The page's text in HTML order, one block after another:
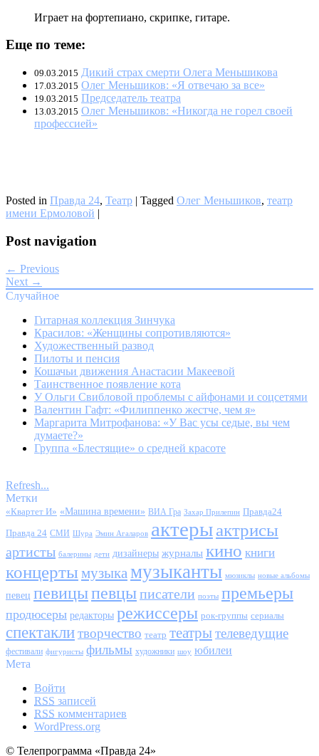
Играет на фортепиано, скрипке, гитаре.
Еще по теме:
09.03.2015 Дикий страх смерти Олега Меньшикова
17.03.2015 Олег Меньшиков: «Я отвечаю за все»
19.03.2015 Председатель театра
13.03.2015 Олег Меньшиков: «Никогда не горел своей
профессией»
Posted in Правда 24, Театр | Tagged Олег Меньшиков, театр
имени Ермоловой |
Post navigation
← Previous
Next →
Случайное
Гитарная коллекция Зинчука
Красилов: «Женщины сопротивляются»
Художественный развод
Пилоты и пенсия
Кошачьи движения Анастасии Макеевой
Таинственное появление кота
У Ольги Свибловой проблемы с айфонами и соцсетями
Валентин Гафт: «Филиппенко жестче, чем я»
Маргарита Митрофанова: «У Вас усы седые, вы чем
думаете?»
Группа «Блестящие» о средней красоте
Refresh...
Метки
«Квартет И» «Машина времени» ВИА Гра Захар Прилепин Правда24
Правда 24 СМИ Шура Эмин Агаларов актерыактрисы
артисты балерины дети дизайнеры журналы кино книги
концерты музыка музыканты мюзиклы новые альбомы
певец певицыпевцыписатели поэты премьеры
продюсеры редакторы режиссеры рок-группы сериалы
спектаклитворчество театр театрытелеведущие
фестивали фигуристы фильмы художники шоу юбилеи
Мета
Войти
RSS записей
RSS комментариев
WordPress.org
© Телепрограмма «Правда 24»